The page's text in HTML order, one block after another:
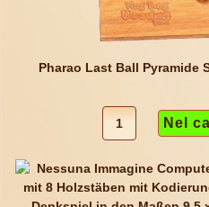
Pharao Last Ball Pyramide